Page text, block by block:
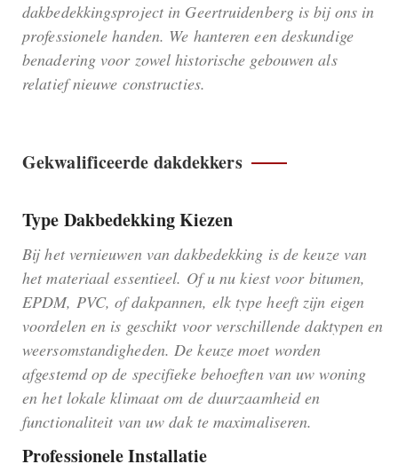
dakbedekkingsproject in Geertruidenberg is bij ons in
professionele handen. We hanteren een deskundige
benadering voor zowel historische gebouwen als
relatief nieuwe constructies.
Gekwalificeerde dakdekkers
Type Dakbedekking Kiezen
Bij het vernieuwen van dakbedekking is de keuze van
het materiaal essentieel. Of u nu kiest voor bitumen,
EPDM, PVC, of dakpannen, elk type heeft zijn eigen
voordelen en is geschikt voor verschillende daktypen en
weersomstandigheden. De keuze moet worden
afgestemd op de specifieke behoeften van uw woning
en het lokale klimaat om de duurzaamheid en
functionaliteit van uw dak te maximaliseren.
Professionele Installatie